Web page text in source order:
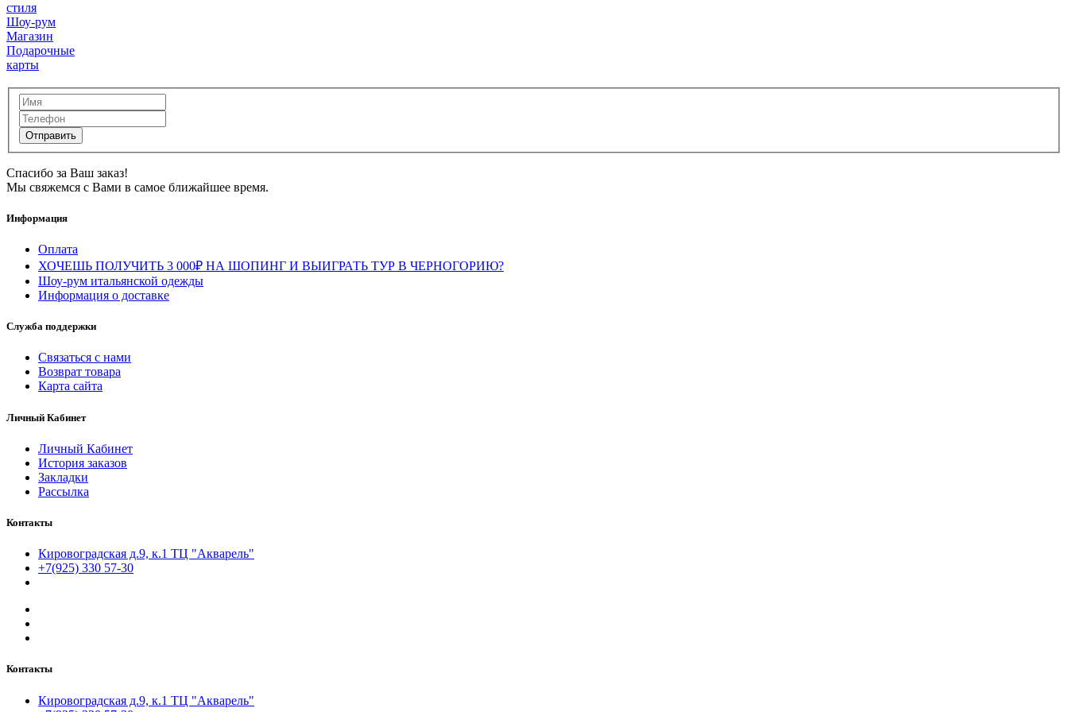
стиля
Шоу-рум
Магазин
Подарочные
карты
Спасибо за Ваш заказ!
Мы свяжемся с Вами в самое ближайшее время.
Информация
Оплата
ХОЧЕШЬ ПОЛУЧИТЬ 3 000₽ НА ШОПИНГ И ВЫИГРАТЬ ТУР В ЧЕРНОГОРИЮ?
Шоу-рум итальянской одежды
Информация о доставке
Служба поддержки
Связаться с нами
Возврат товара
Карта сайта
Личный Кабинет
Личный Кабинет
История заказов
Закладки
Рассылка
Контакты
Кировоградская д.9, к.1 ТЦ "Акварель"
+7(925) 330 57-30
Контакты
Кировоградская д.9, к.1 ТЦ "Акварель"